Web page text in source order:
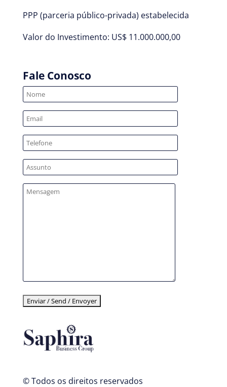
PPP (parceria público-privada) estabelecida
Valor do Investimento: US$ 11.000.000,00
Fale Conosco
© Todos os direitos reservados